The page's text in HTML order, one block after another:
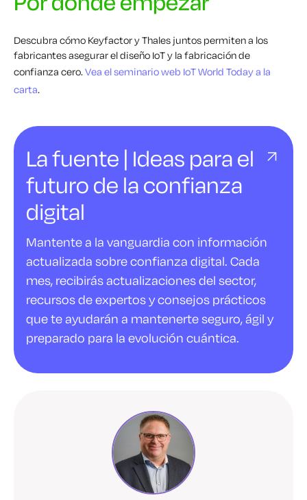
Descubra cómo Keyfactor y Thales juntos permiten a los
fabricantes asegurar el diseño IoT y la fabricación de
confianza cero.Vea el seminario web IoT World Today a la
carta.
La fuente | Ideas para el
futuro de la confianza
digital
Mantente a la vanguardia con información
actualizada sobre confianza digital. Cada
mes, recibirás actualizaciones del sector,
recursos de expertos y consejos prácticos
que te ayudarán a mantenerte seguro, ágil y
preparado para la evolución cuántica.